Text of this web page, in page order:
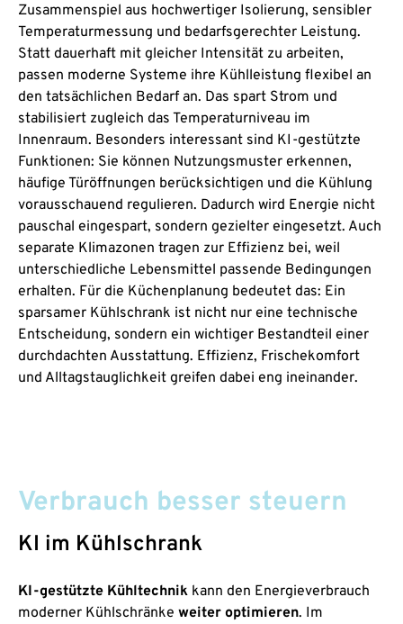
Zusammenspiel aus hochwertiger Isolierung, sensibler
Temperaturmessung und bedarfsgerechter Leistung.
Statt dauerhaft mit gleicher Intensität zu arbeiten,
passen moderne Systeme ihre Kühlleistung flexibel an
den tatsächlichen Bedarf an. Das spart Strom und
stabilisiert zugleich das Temperaturniveau im
Innenraum. Besonders interessant sind KI-gestützte
Funktionen: Sie können Nutzungsmuster erkennen,
häufige Türöffnungen berücksichtigen und die Kühlung
vorausschauend regulieren. Dadurch wird Energie nicht
pauschal eingespart, sondern gezielter eingesetzt. Auch
separate Klimazonen tragen zur Effizienz bei, weil
unterschiedliche Lebensmittel passende Bedingungen
erhalten. Für die Küchenplanung bedeutet das: Ein
sparsamer Kühlschrank ist nicht nur eine technische
Entscheidung, sondern ein wichtiger Bestandteil einer
durchdachten Ausstattung. Effizienz, Frischekomfort
und Alltagstauglichkeit greifen dabei eng ineinander.
Verbrauch besser steuern
KI im Kühlschrank
KI-gestützte Kühltechnik kann den Energieverbrauch
moderner Kühlschränke weiter optimieren. Im